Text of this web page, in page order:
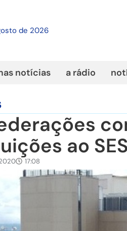
de 2026
notícias a rádio
ao
17:08